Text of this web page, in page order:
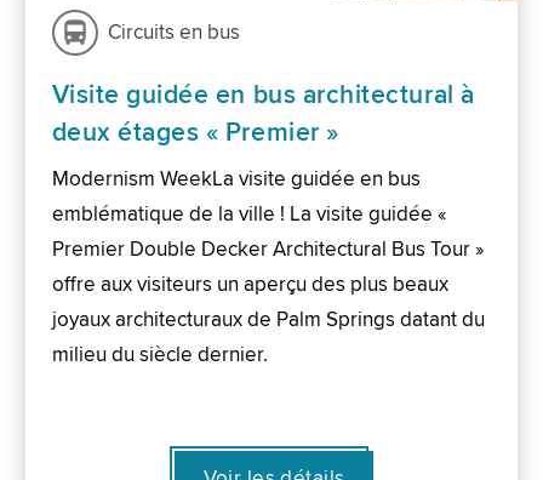
Circuits en bus
Visite guidée en bus architectural à
deux étages « Premier »
Modernism WeekLa visite guidée en bus
emblématique de la ville ! La visite guidée «
Premier Double Decker Architectural Bus Tour »
offre aux visiteurs un aperçu des plus beaux
joyaux architecturaux de Palm Springs datant du
milieu du siècle dernier.